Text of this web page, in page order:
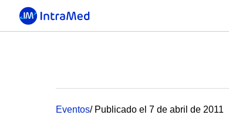
Eventos/ Publicado el 7 de abril de 2011